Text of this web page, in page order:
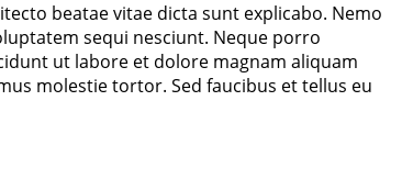
beatae vitae dicta sunt explicabo. Nemo
sequi nesciunt. Neque porro
ut labore et dolore magnam aliquam
molestie tortor. Sed faucibus et tellus eu